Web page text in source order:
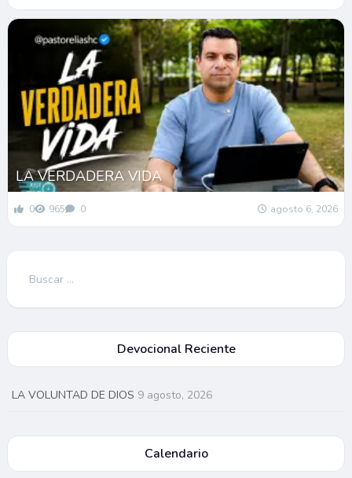
LA VERDADERA VIDA
0 965 0 agosto 6, 2026
Buscar:
Devocional Reciente
LA VOLUNTAD DE DIOS 9 agosto, 2026
Calendario